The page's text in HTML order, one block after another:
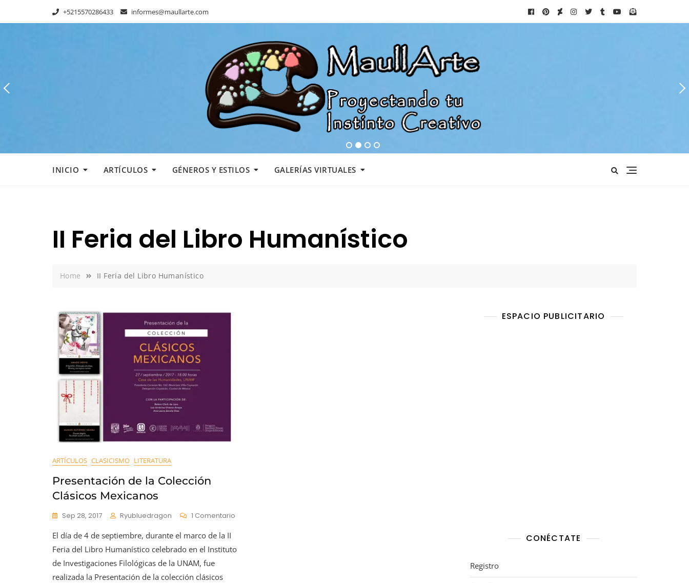
+5215570286433 informes@maullarte.com
1 2 3 4
INICIO ARTÍCULOS GÉNEROS Y ESTILOS GALERÍAS VIRTUALES
II Feria del Libro Humanístico
Home II Feria del Libro Humanístico
ARTÍCULOS CLASICISMO LITERATURA
Presentación de la Colección
Clásicos Mexicanos
Sep 28, 2017 Ryubluedragon 1 Comentario
La
El día de 4 de septiembre, durante el marco de la II
Feria del Libro Humanístico celebrado en el Instituto
de Investigaciones Filológicas de la UNAM, fue
realizada la Presentación de la colección clásicos
ESPACIO PUBLICITARIO
CONÉCTATE
Registro